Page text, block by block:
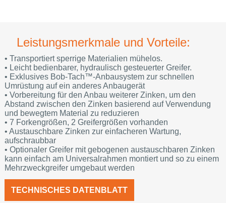
Leistungsmerkmale und Vorteile:
• Transportiert sperrige Materialien mühelos.
• Leicht bedienbarer, hydraulisch gesteuerter Greifer.
• Exklusives Bob-Tach™-Anbausystem zur schnellen
Umrüstung auf ein anderes Anbaugerät
• Vorbereitung für den Anbau weiterer Zinken, um den
Abstand zwischen den Zinken basierend auf Verwendung
und bewegtem Material zu reduzieren
• 7 Forkengrößen, 2 Greifergrößen vorhanden
• Austauschbare Zinken zur einfacheren Wartung,
aufschraubbar
• Optionaler Greifer mit gebogenen austauschbaren Zinken
kann einfach am Universalrahmen montiert und so zu einem
Mehrzweckgreifer umgebaut werden
TECHNISCHES DATENBLATT